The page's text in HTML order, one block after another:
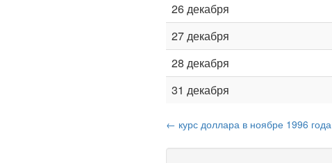
26 декабря
27 декабря
28 декабря
31 декабря
← курс доллара в ноябре 1996 года